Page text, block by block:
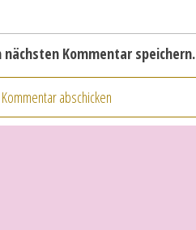
Kommentar speichern.